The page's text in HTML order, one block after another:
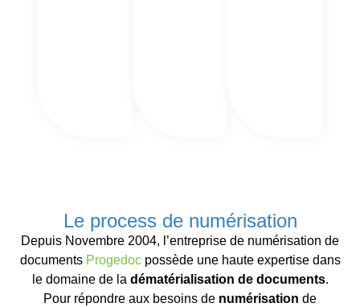
Le process de numérisation
Depuis Novembre 2004, l’entreprise de numérisation de
documentsProgedocpossède une haute expertise dans
le domaine de la dématérialisation de documents.
Pour répondre aux besoins de numérisation de